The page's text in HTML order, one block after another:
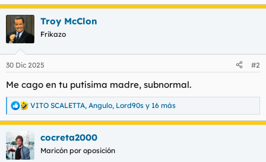
e
c
i
e
:
Troy McClon
Frikazo
30 Dic 2025 #2
Me cago en tu putísima madre, subnormal.
R
e
a
c
c
i
VITO SCALETTA, Angulo, Lord90s y 16 más
cocreta2000
Maricón por oposición